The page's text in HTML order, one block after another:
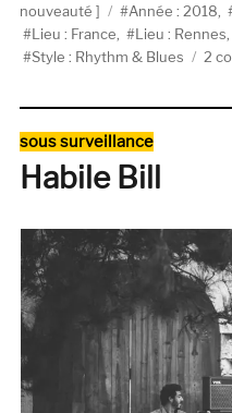
nouveauté
Étiquettes
Année : 2018,
Lieu : France, Lieu : Rennes,
Style : Rhythm & Blues
2
Catégories
sous surveillance
Habile Bill